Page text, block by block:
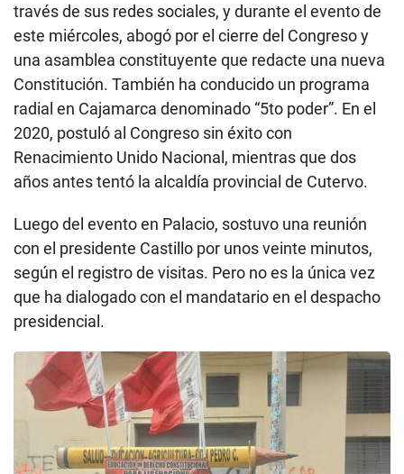
través de sus redes sociales, y durante el evento de
este miércoles, abogó por el cierre del Congreso y
una asamblea constituyente que redacte una nueva
Constitución. También ha conducido un programa
radial en Cajamarca denominado “5to poder”. En el
2020, postuló al Congreso sin éxito con
Renacimiento Unido Nacional, mientras que dos
años antes tentó la alcaldía provincial de Cutervo.
Luego del evento en Palacio, sostuvo una reunión
con el presidente Castillo por unos veinte minutos,
según el registro de visitas. Pero no es la única vez
que ha dialogado con el mandatario en el despacho
presidencial.